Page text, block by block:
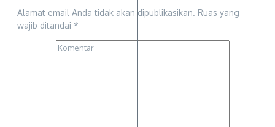
Alamat email Anda tidak akan dipublikasikan. Ruas yang
wajib ditandai *